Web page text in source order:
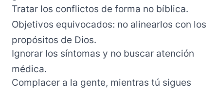
Tratar los conflictos de forma no bíblica.
Objetivos equivocados: no alinearlos con los
propósitos de Dios.
Ignorar los síntomas y no buscar atención
médica.
Complacer a la gente, mientras tú sigues